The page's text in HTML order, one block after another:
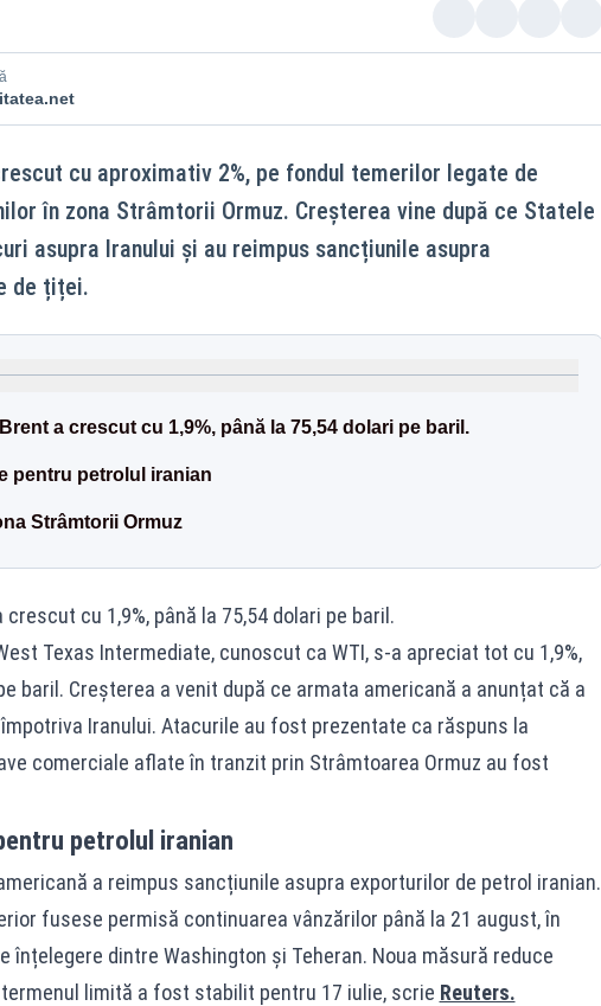
cu aproximativ 2%, pe fondul temerilor legate de
în zona Strâmtorii Ormuz. Creșterea vine după ce Statele
asupra Iranului și au reimpus sancțiunile asupra
de țiței.
a crescut cu 1,9%, până la 75,54 dolari pe baril.
pentru petrolul iranian
Strâmtorii Ormuz
cu 1,9%, până la 75,54 dolari pe baril.
Texas Intermediate, cunoscut ca WTI, s-a apreciat tot cu 1,9%,
baril. Creșterea a venit după ce armata americană a anunțat că a
Iranului. Atacurile au fost prezentate ca răspuns la
comerciale aflate în tranzit prin Strâmtoarea Ormuz au fost
petrolul iranian
a reimpus sancțiunile asupra exporturilor de petrol iranian.
fusese permisă continuarea vânzărilor până la 21 august, în
înțelegere dintre Washington și Teheran. Noua măsură reduce
limită a fost stabilit pentru 17 iulie, scrie Reuters.